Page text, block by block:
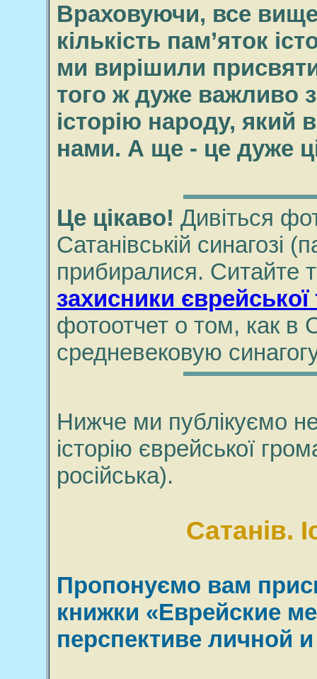
Враховуючи, все
кількість пам’яток
ми вирішили
того ж дуже важливо
історію народу, який
нами. А ще - це дуже
Це цікаво! Дивіться
Сатанівській синагозі
прибиралися. Ситайте
захисники
фотоотчет о том, как в
средневековую
Нижче ми публікуємо
історію єврейської
російська).
Сатанів.
Пропонуємо вам
книжки «Еврейские
перспективе личной